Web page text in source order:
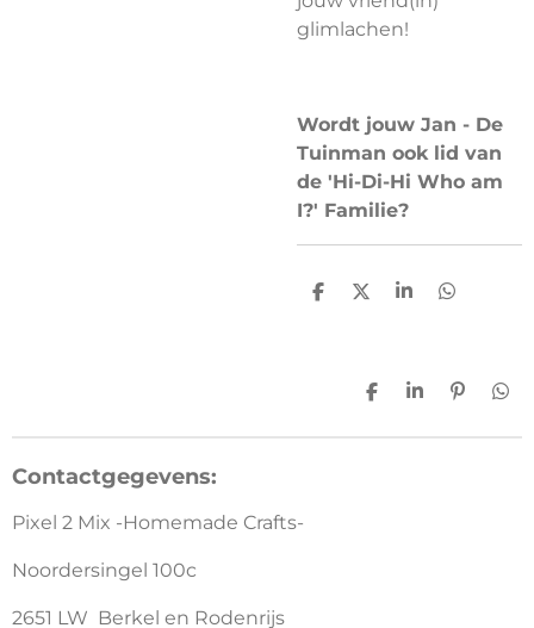
glimlachen!
Wordt jouw Jan - De
Tuinman ook lid van
de 'Hi-Di-Hi Who am
I?' Familie?
D
D
S
D
D
l
S
a
P
n
D
l
Contactgegevens:
Pixel 2 Mix -Homemade Crafts-
Noordersingel 100c
2651 LW Berkel en Rodenrijs